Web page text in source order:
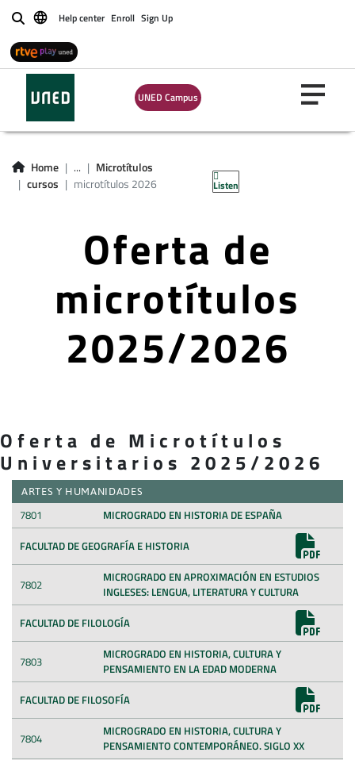
BuscarHelp center Enroll Sign Up
UNED Campus
Home ...
Microtítulos
cursos
microtítulos 2026 Listen
Oferta de
microtítulos
2025/2026
Oferta de Microtítulos
Universitarios 2025/2026
ARTES Y HUMANIDADES
7801
MICROGRADO EN HISTORIA DE ESPAÑA
FACULTAD DE GEOGRAFÍA E HISTORIA
7802
MICROGRADO EN APROXIMACIÓN EN ESTUDIOS
INGLESES: LENGUA, LITERATURA Y CULTURA
FACULTAD DE FILOLOGÍA
7803
MICROGRADO EN HISTORIA, CULTURA Y
PENSAMIENTO EN LA EDAD MODERNA
FACULTAD DE FILOSOFÍA
7804
MICROGRADO EN HISTORIA, CULTURA Y
PENSAMIENTO CONTEMPORÁNEO. SIGLO XX